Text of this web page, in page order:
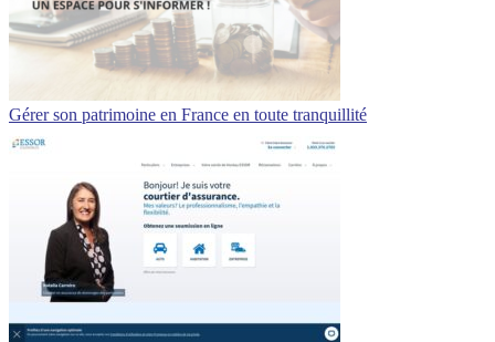
Gérer son patrimoine en France en toute tranquillité